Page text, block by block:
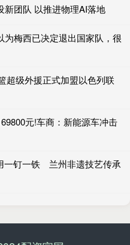
新团队 以推进物理AI落地
为梅西已决定退出国家队，很
超级外援正式加盟以色列联
元!车商：新能源车冲击
一钉一铁 兰州非遗技艺传承